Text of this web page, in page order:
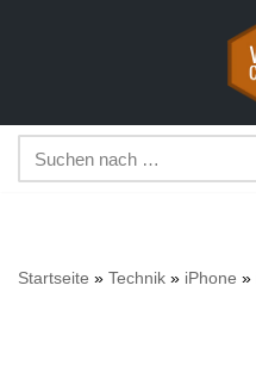
springen
Startseite » Technik » iPhone »